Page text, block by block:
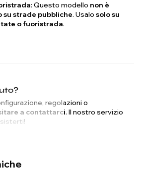
: Questo modello non è
su strade pubbliche. Usalo solo su
o fuoristrada.
regolazioni o
a contattarci. Il nostro servizio